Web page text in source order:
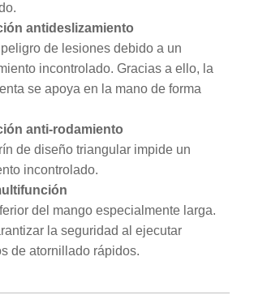
antideslizamiento
de lesiones debido a un
incontrolado. Gracias a ello, la
se apoya en la mano de forma
anti-rodamiento
de diseño triangular impide un
incontrolado.
del mango especialmente larga.
la seguridad al ejecutar
de atornillado rápidos.